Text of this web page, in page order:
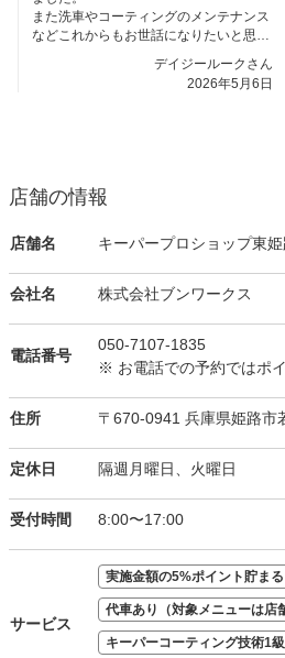
また洗車やコーティングのメンテナンス
などこれからもお世話になりたいと思い
デイジールークさん
2026年5月6日
店舗の情報
店舗名 キーパープロショップ東姫
会社名 株式会社ブンワークス
電話番号
050-7107-1835
※ お電話での予約ではポ
住所 〒670-0941 兵庫県姫路市
定休日 隔週月曜日、火曜日
受付時間 8:00〜17:00
サービス
実施金額の5%ポイント貯まる
代車あり（対象メニューは店
キーパーコーティング技術1